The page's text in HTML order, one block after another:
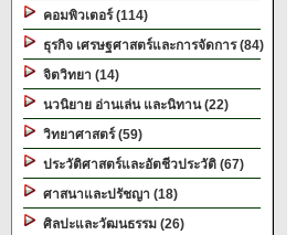
คอมพิวเตอร์ (114)
ธุรกิจ เศรษฐศาสตร์และการจัดการ (84)
จิตวิทยา (14)
นวนิยาย อ่านเล่น และนิทาน (22)
วิทยาศาสตร์ (59)
ประวัติศาสตร์และอัตชีวประวัติ (67)
ศาสนาและปรัชญา (18)
ศิลปะและวัฒนธรรม (26)